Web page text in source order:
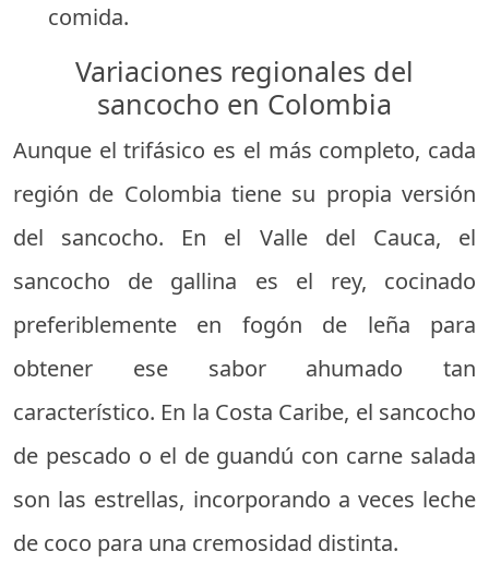
comida.
Variaciones regionales del
sancocho en Colombia
Aunque el trifásico es el más completo, cada
región de Colombia tiene su propia versión
del sancocho. En el Valle del Cauca, el
sancocho de gallina es el rey, cocinado
preferiblemente en fogón de leña para
obtener ese sabor ahumado tan
característico. En la Costa Caribe, el sancocho
de pescado o el de guandú con carne salada
son las estrellas, incorporando a veces leche
de coco para una cremosidad distinta.